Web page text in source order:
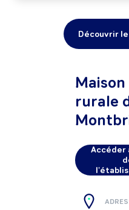
Découvrir
rurale
Accéder